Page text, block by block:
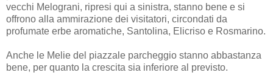
vecchi Melograni, ripresi qui a sinistra, stanno bene e si
offrono alla ammirazione dei visitatori, circondati da
profumate erbe aromatiche, Santolina, Elicriso e Rosmarino.
Anche le Melie del piazzale parcheggio stanno abbastanza
bene, per quanto la crescita sia inferiore al previsto.